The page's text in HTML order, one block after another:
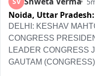
भाजपा का बोर्ड है, इसके
सका। मोहल्लावासियों ने
व्यवस्था दुरुस्त कर लोगों को
है। उन्होंने कहा कि जहां जीते
बाद भी नर्क से छुटकारा नहीं
Noida, Uttar Pradesh:
DELHI: KESHAV
CONGRESS
LEADER CONGRESS
GAUTAM